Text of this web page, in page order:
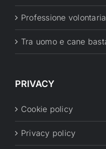
Professione volontaria
Tra uomo e cane
PRIVACY
Cookie policy
Privacy policy